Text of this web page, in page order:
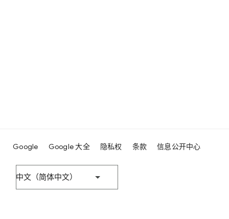
Google Google 大全 隐私权 条款 信息公开中心
中文（简体中文）